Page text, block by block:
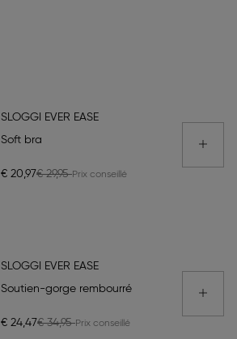
SLOGGI EVER EASE
Soft bra
€ 20,97€ 29,95
SLOGGI EVER EASE
Soutien-gorge rembourré
€ 24,47€ 34,95